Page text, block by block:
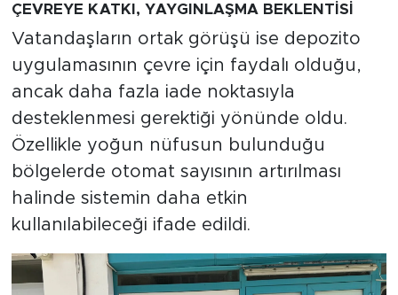
ÇEVREYE KATKI, YAYGINLAŞMA BEKLENTİSİ
Vatandaşların ortak görüşü ise depozito
uygulamasının çevre için faydalı olduğu,
ancak daha fazla iade noktasıyla
desteklenmesi gerektiği yönünde oldu.
Özellikle yoğun nüfusun bulunduğu
bölgelerde otomat sayısının artırılması
halinde sistemin daha etkin
kullanılabileceği ifade edildi.